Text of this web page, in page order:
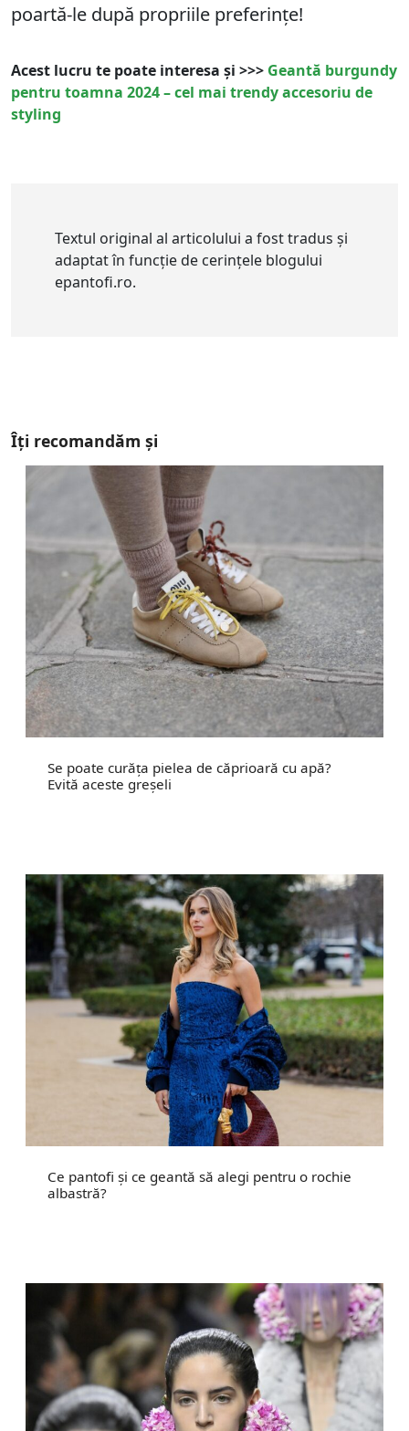
poartă-le după propriile preferințe!
Acest lucru te poate interesa și >>> Geantă burgundy
pentru toamna 2024 – cel mai trendy accesoriu de
styling
Textul original al articolului a fost tradus și
adaptat în funcție de cerințele blogului
epantofi.ro.
Îți recomandăm și
Se poate curăța pielea de căprioară cu apă?
Evită aceste greșeli
Ce pantofi și ce geantă să alegi pentru o rochie
albastră?